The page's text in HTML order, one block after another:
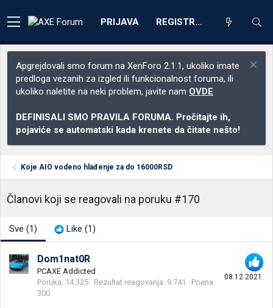
PRIJAVA REGISTRACIJA
Apgrejdovali smo forum na XenForo 2.1.1, ukoliko imate
predloga vezanih za izgled ili funkcionalnost foruma, ili
ukoliko naletite na neki problem, javite nam OVDE
DEFINISALI SMO PRAVILA FORUMA. Pročitajte ih,
pojaviće se automatski kada krenete da čitate nešto!
Koje AIO vodeno hlađenje za do 16000RSD
Članovi koji se reagovali na poruku #170
Sve (1) Like (1)
08.12.2021.
Dom1nat0R
PCAXE Addicted
Poruka 14.325 Rezultat reagovanja 9.741
Poena
300